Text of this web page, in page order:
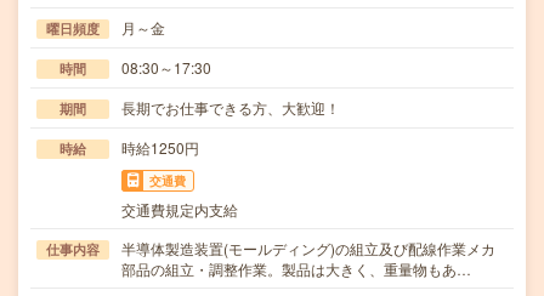
曜日頻度 月～金
時間 08:30～17:30
期間 長期でお仕事できる方、大歓迎！
時給 時給1250円
交通費
交通費規定内支給
仕事内容
半導体製造装置(モールディング)の組立及び配線作業メカ
部品の組立・調整作業。製品は大きく、重量物もあ…